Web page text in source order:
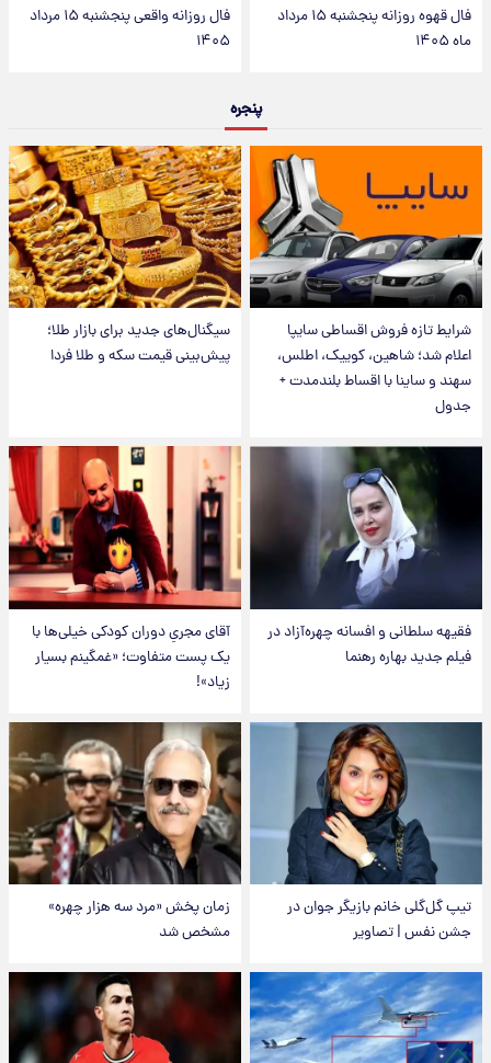
فال قهوه روزانه پنجشنبه ۱۵ مرداد
ماه ۱۴۰۵
فال روزانه واقعی پنجشنبه ۱۵ مرداد
۱۴۰۵
پنجره
شرایط تازه فروش اقساطی سایپا
اعلام شد؛ شاهین، کوییک، اطلس،
سهند و ساینا با اقساط بلندمدت +
جدول
سیگنال‌های جدید برای بازار طلا؛
پیش‌بینی قیمت سکه و طلا فردا
فقیهه سلطانی و افسانه چهره‌آزاد در
فیلم جدید بهاره رهنما
آقای مجریِ دوران کودکی خیلی‌ها با
یک پست متفاوت؛ «غمگینم بسیار
زیاد»!
تیپ گل‌گلی خانم بازیگر جوان در
جشن نفس | تصاویر
زمان پخش «مرد سه هزار چهره»
مشخص شد